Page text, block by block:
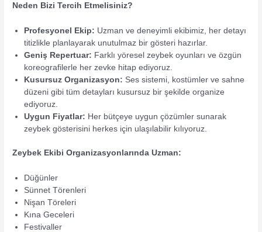
Neden Bizi Tercih Etmelisiniz?
Profesyonel Ekip: Uzman ve deneyimli ekibimiz, her detayı
titizlikle planlayarak unutulmaz bir gösteri hazırlar.
Geniş Repertuar: Farklı yöresel zeybek oyunları ve özgün
koreografilerle her zevke hitap ediyoruz.
Kusursuz Organizasyon: Ses sistemi, kostümler ve sahne
düzeni gibi tüm detayları kusursuz bir şekilde organize
ediyoruz.
Uygun Fiyatlar: Her bütçeye uygun çözümler sunarak
zeybek gösterisini herkes için ulaşılabilir kılıyoruz.
Zeybek Ekibi Organizasyonlarında Uzman:
Düğünler
Sünnet Törenleri
Nişan Töreleri
Kına Geceleri
Festivaller